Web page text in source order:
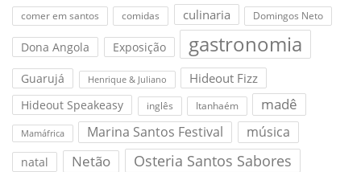
comer em santos
comidas culinaria Domingos Neto
Dona Angola Exposição gastronomia
Guarujá Henrique & Juliano Hideout Fizz
Hideout Speakeasy inglês Itanhaém madê
Mamáfrica Marina Santos Festival música
natal Netão Osteria Santos Sabores